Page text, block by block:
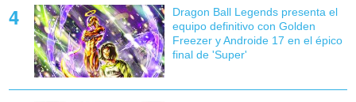
Dragon Ball Legends presenta el
equipo definitivo con Golden
Freezer y Androide 17 en el épico
final de 'Super'